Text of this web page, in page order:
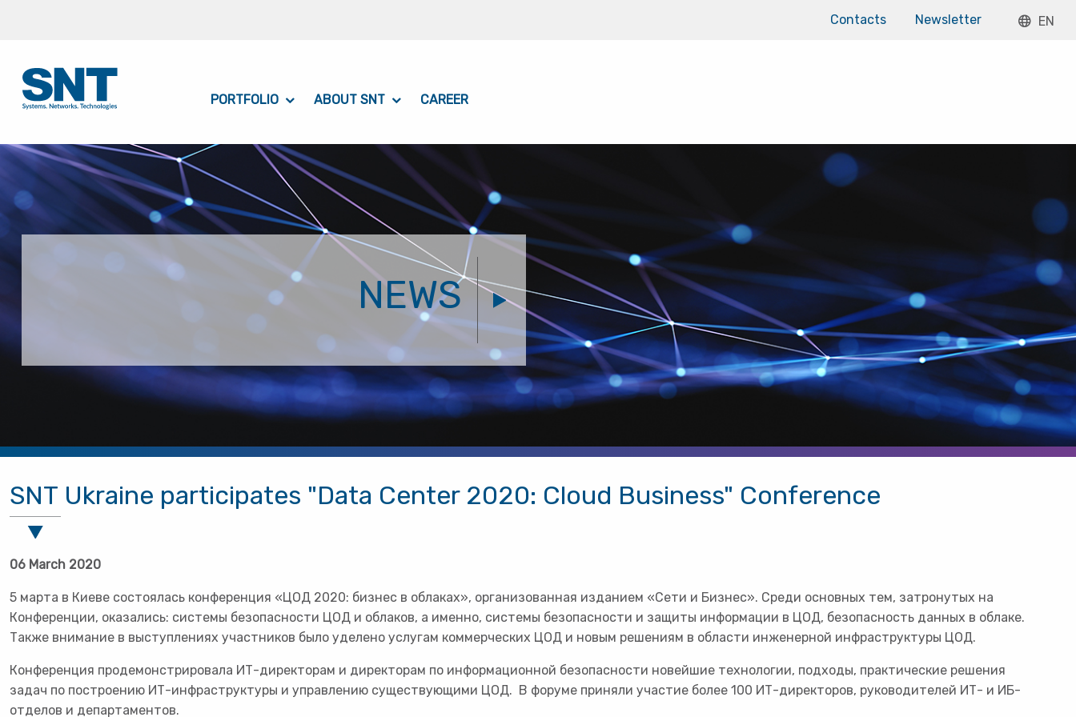
Contacts Newsletter EN
PORTFOLIO ABOUT SNT CAREER
NEWS
SNT Ukraine participates "Data Center 2020: Cloud Business" Conference
06 March 2020
5 марта в Киеве состоялась конференция «ЦОД 2020: бизнес в облаках», организованная изданием «Сети и Бизнес». Среди основных тем, затронутых на
Конференции, оказались: системы безопасности ЦОД и облаков, а именно, системы безопасности и защиты информации в ЦОД, безопасность данных в облаке.
Также внимание в выступлениях участников было уделено услугам коммерческих ЦОД и новым решениям в области инженерной инфраструктуры ЦОД.
Конференция продемонстрировала ИТ-директорам и директорам по информационной безопасности новейшие технологии, подходы, практические решения
задач по построению ИТ-инфраструктуры и управлению существующими ЦОД. В форуме приняли участие более 100 ИТ-директоров, руководителей ИТ- и ИБ-
отделов и департаментов.